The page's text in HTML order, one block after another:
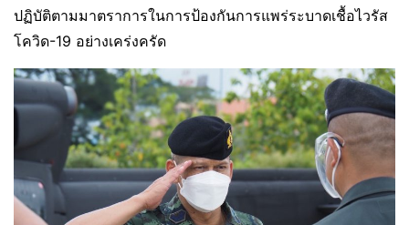
ปฏิบัติตามมาตราการในการป้องกันการแพร่ระบาดเชื้อไวรัส
โควิด-19 อย่างเคร่งครัด